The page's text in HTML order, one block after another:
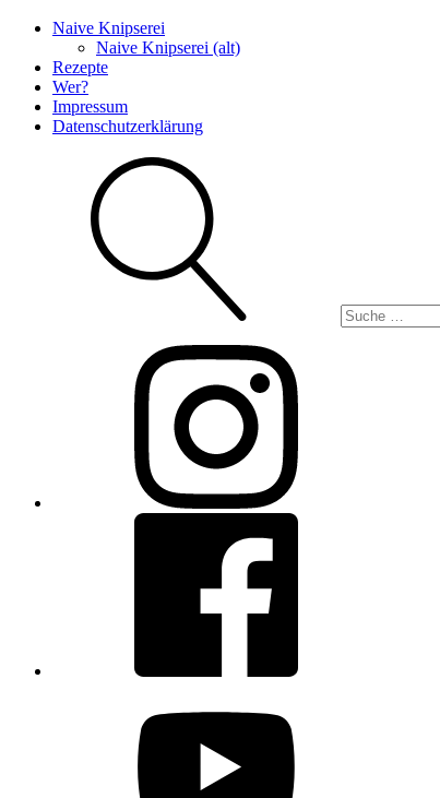
Naive Knipserei
Naive Knipserei (alt)
Rezepte
Wer?
Impressum
Datenschutzerklärung